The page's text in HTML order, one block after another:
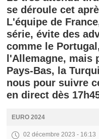
se déroule cet
L'équipe de
série, évite des
comme le
l'Allemagne,
Pays-Bas, la
nous pour suivre
en direct dès
EURO 2024
02 décembre 2023 - 16:13